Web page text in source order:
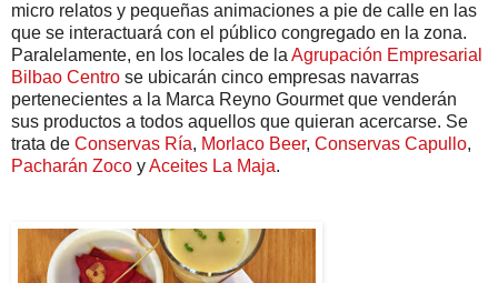
micro relatos y pequeñas animaciones a pie de calle en las
que se interactuará con el público congregado en la zona.
Paralelamente, en los locales de laAgrupación Empresarial
Bilbao Centro se ubicarán cinco empresas navarras
pertenecientes a la Marca Reyno Gourmet que venderán
sus productos a todos aquellos que quieran acercarse. Se
trata de Conservas Ría, Morlaco Beer, Conservas Capullo,
Pacharán Zoco yAceites La Maja.